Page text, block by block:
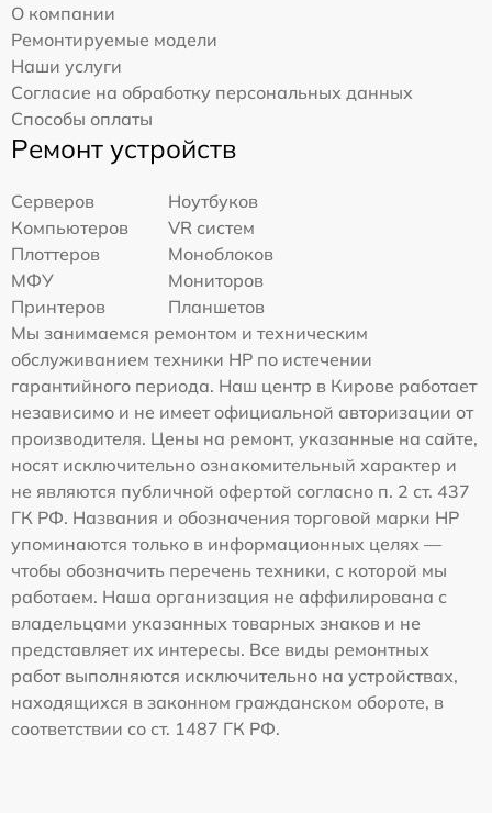
О компании
Ремонтируемые модели
Наши услуги
Согласие на обработку персональных данных
Способы оплаты
Ремонт устройств
Серверов
Ноутбуков
Компьютеров
VR систем
Плоттеров
Моноблоков
МФУ
Мониторов
Принтеров
Планшетов
Мы занимаемся ремонтом и техническим
обслуживанием техники HP по истечении
гарантийного периода. Наш центр в Кирове работает
независимо и не имеет официальной авторизации от
производителя. Цены на ремонт, указанные на сайте,
носят исключительно ознакомительный характер и
не являются публичной офертой согласно п. 2 ст. 437
ГК РФ. Названия и обозначения торговой марки HP
упоминаются только в информационных целях —
чтобы обозначить перечень техники, с которой мы
работаем. Наша организация не аффилирована с
владельцами указанных товарных знаков и не
представляет их интересы. Все виды ремонтных
работ выполняются исключительно на устройствах,
находящихся в законном гражданском обороте, в
соответствии со ст. 1487 ГК РФ.